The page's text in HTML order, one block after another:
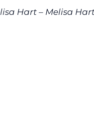
Hart – Melisa